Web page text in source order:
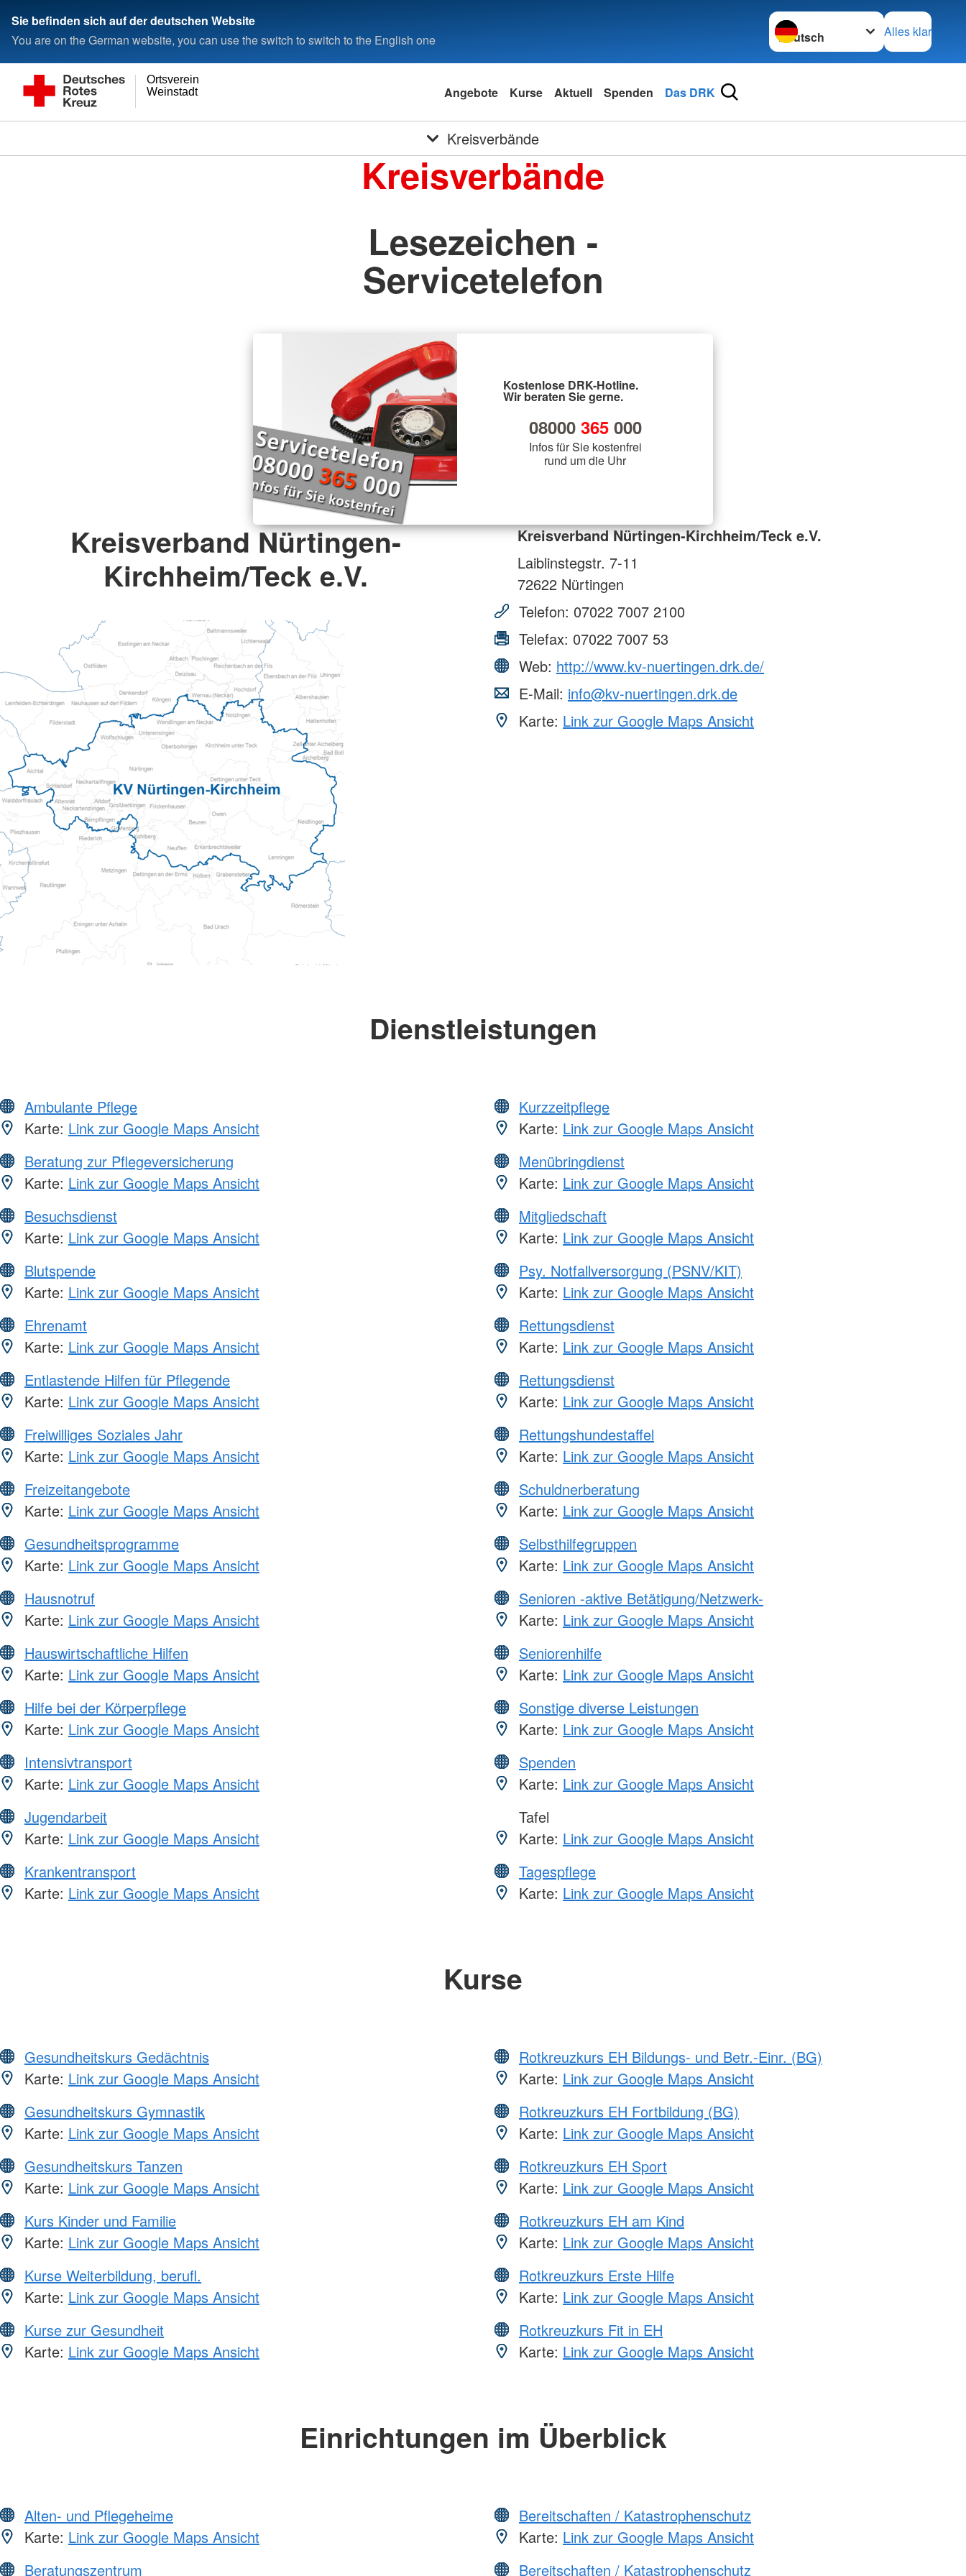
Sie befinden sich auf der deutschen Website
You are on the German website, you can use the switch to switch to the English one
Sprache wechseln zu
Alles klar
Weinstadt
Ortsverein
Angebote Kurse Aktuell Spenden Das DRK
Kreisverbände
Kreisverbände
Lesezeichen -
Servicetelefon
Kostenlose DRK-Hotline.
Wir beraten Sie gerne.
08000 365000
Infos für Sie kostenfrei
rund um die Uhr
Kreisverband Nürtingen-
Kirchheim/Teck e.V.
Kreisverband Nürtingen-Kirchheim/Teck e.V.
Laiblinstegstr. 7-11
72622 Nürtingen
Telefon: 07022 7007 2100
Telefax: 07022 7007 53
Web: http://www.kv-nuertingen.drk.de/
E-Mail: info@kv-nuertingen.drk.de
Karte: Link zur Google Maps Ansicht
Dienstleistungen
Ambulante Pflege
Karte: Link zur Google Maps Ansicht
Beratung zur Pflegeversicherung
Karte: Link zur Google Maps Ansicht
Besuchsdienst
Karte: Link zur Google Maps Ansicht
Blutspende
Karte: Link zur Google Maps Ansicht
Ehrenamt
Karte: Link zur Google Maps Ansicht
Entlastende Hilfen für Pflegende
Karte: Link zur Google Maps Ansicht
Freiwilliges Soziales Jahr
Karte: Link zur Google Maps Ansicht
Freizeitangebote
Karte: Link zur Google Maps Ansicht
Gesundheitsprogramme
Karte: Link zur Google Maps Ansicht
Hausnotruf
Karte: Link zur Google Maps Ansicht
Hauswirtschaftliche Hilfen
Karte: Link zur Google Maps Ansicht
Hilfe bei der Körperpflege
Karte: Link zur Google Maps Ansicht
Intensivtransport
Karte: Link zur Google Maps Ansicht
Jugendarbeit
Karte: Link zur Google Maps Ansicht
Krankentransport
Karte: Link zur Google Maps Ansicht
Kurzzeitpflege
Karte: Link zur Google Maps Ansicht
Menübringdienst
Karte: Link zur Google Maps Ansicht
Mitgliedschaft
Karte: Link zur Google Maps Ansicht
Psy. Notfallversorgung (PSNV/KIT)
Karte: Link zur Google Maps Ansicht
Rettungsdienst
Karte: Link zur Google Maps Ansicht
Rettungsdienst
Karte: Link zur Google Maps Ansicht
Rettungshundestaffel
Karte: Link zur Google Maps Ansicht
Schuldnerberatung
Karte: Link zur Google Maps Ansicht
Selbsthilfegruppen
Karte: Link zur Google Maps Ansicht
Senioren -aktive Betätigung/Netzwerk-
Karte: Link zur Google Maps Ansicht
Seniorenhilfe
Karte: Link zur Google Maps Ansicht
Sonstige diverse Leistungen
Karte: Link zur Google Maps Ansicht
Spenden
Karte: Link zur Google Maps Ansicht
Tafel
Karte: Link zur Google Maps Ansicht
Tagespflege
Karte: Link zur Google Maps Ansicht
Kurse
Gesundheitskurs Gedächtnis
Karte: Link zur Google Maps Ansicht
Gesundheitskurs Gymnastik
Karte: Link zur Google Maps Ansicht
Gesundheitskurs Tanzen
Karte: Link zur Google Maps Ansicht
Kurs Kinder und Familie
Karte: Link zur Google Maps Ansicht
Kurse Weiterbildung, berufl.
Karte: Link zur Google Maps Ansicht
Kurse zur Gesundheit
Karte: Link zur Google Maps Ansicht
Rotkreuzkurs EH Bildungs- und Betr.-Einr. (BG)
Karte: Link zur Google Maps Ansicht
Rotkreuzkurs EH Fortbildung (BG)
Karte: Link zur Google Maps Ansicht
Rotkreuzkurs EH Sport
Karte: Link zur Google Maps Ansicht
Rotkreuzkurs EH am Kind
Karte: Link zur Google Maps Ansicht
Rotkreuzkurs Erste Hilfe
Karte: Link zur Google Maps Ansicht
Rotkreuzkurs Fit in EH
Karte: Link zur Google Maps Ansicht
Einrichtungen im Überblick
Alten- und Pflegeheime
Karte: Link zur Google Maps Ansicht
Beratungszentrum
Bereitschaften / Katastrophenschutz
Karte: Link zur Google Maps Ansicht
Bereitschaften / Katastrophenschutz